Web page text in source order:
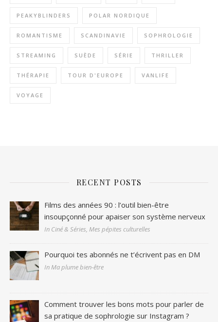
PEAKYBLINDERS POLAR NORDIQUE
ROMANTISME SCANDINAVIE SOPHROLOGIE
STREAMING SUÈDE SÉRIE THRILLER
THÉRAPIE TOUR D'EUROPE VANLIFE
VOYAGE
RECENT POSTS
Films des années 90 : l’outil bien-être
insoupçonné pour apaiser son système nerveux
In Ciné & Séries, Mes pépites culturelles
Pourquoi tes abonnés ne t’écrivent pas en DM
In Ma plume bien-être
Comment trouver les bons mots pour parler de
sa pratique de sophrologie sur Instagram ?